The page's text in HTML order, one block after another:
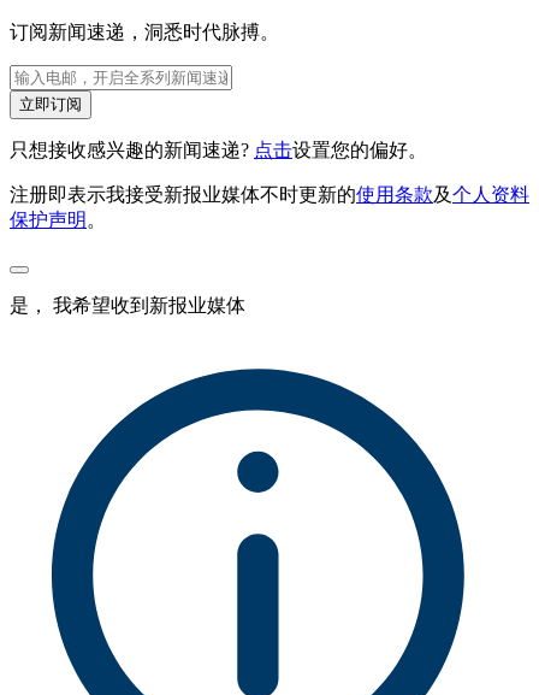
订阅新闻速递，洞悉时代脉搏。
立即订阅
只想接收感兴趣的新闻速递? 点击设置您的偏好。
注册即表示我接受新报业媒体不时更新的使用条款及个人资料
保护声明 。
是， 我希望收到新报业媒体